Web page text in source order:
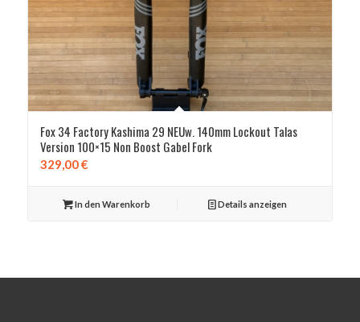
Fox 34 Factory Kashima 29 NEUw. 140mm Lockout Talas
Version 100×15 Non Boost Gabel Fork
329,00€
In den Warenkorb Details anzeigen